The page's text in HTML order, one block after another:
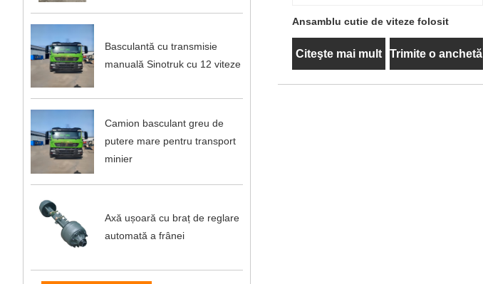
Basculantă cu transmisie
manuală Sinotruk cu 12 viteze
Camion basculant greu de
putere mare pentru transport
minier
Axă ușoară cu braț de reglare
automată a frânei
Ansamblu cutie de viteze folosit
Citeşte mai mult Trimite o anchetă